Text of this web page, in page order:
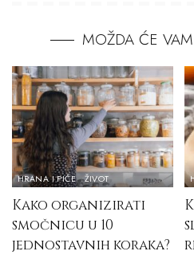
MOŽDA ĆE
HRANA I PIĆE ŽIVOT
Kako organizirati
smočnicu u 10
jednostavnih koraka?